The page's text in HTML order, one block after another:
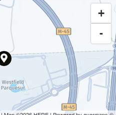
+
-